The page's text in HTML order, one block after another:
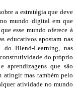
a estratégia que deve
no mundo digital em que
esse mundo oferece à
educativos apostam nas
do Blend-Learning, nas
do próprio
aprendizagens que são
atingir mas também pelo
atividade no mundo